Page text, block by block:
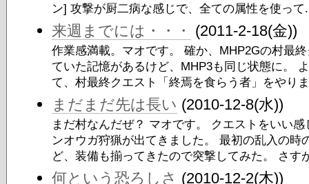
ン] 攻撃が厨二病な感じで、全ての属性を使って
来週までには・・・ (2011-2-18(金))
作業感満載。マオです。 確か、MHP2Gの村最
ていた記憶があるけど、MHP3も同じ状態に。
て、村最終クエスト「終焉を食らう者」をやり
まだまだ先は長い (2010-12-8(水))
まだ村なんだぜ？ マオです。 クエストをいい
ンオウガ狩猟が出てきました。 最初の乱入の時
ど、装備も揃ってきたので突撃してみた。 さす
何という恐ろしさ (2010-12-2(木))